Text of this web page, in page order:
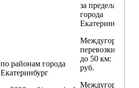
по районам города
Екатеринбург
за пределами
города
Екатеринбург
Междугородние
перевозки
до 50 км: 18 000
руб.
Междугородние